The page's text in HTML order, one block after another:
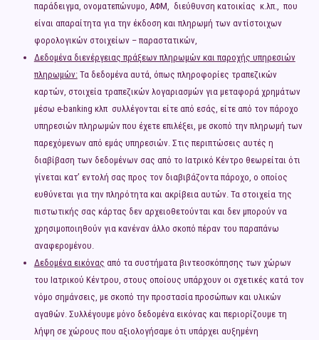
παράδειγμα, ονοματεπώνυμο, ΑΦΜ, διεύθυνση κατοικίας κ.λπ., που
είναι απαραίτητα για την έκδοση και πληρωμή των αντίστοιχων
φορολογικών στοιχείων – παραστατικών,
Δεδομένα διενέργειας πράξεων πληρωμών και παροχής υπηρεσιών
πληρωμών:Τα δεδομένα αυτά, όπως πληροφορίες τραπεζικών
καρτών, στοιχεία τραπεζικών λογαριασμών για μεταφορά χρημάτων
μέσω e-banking κλπ συλλέγονται είτε από εσάς, είτε από τον πάροχο
υπηρεσιών πληρωμών που έχετε επιλέξει, με σκοπό την πληρωμή των
παρεχόμενων από εμάς υπηρεσιών. Στις περιπτώσεις αυτές η
διαβίβαση των δεδομένων σας από τo Ιατρικό Κέντρο θεωρείται ότι
γίνεται κατ’ εντολή σας προς τον διαβιβάζοντα πάροχο, ο οποίος
ευθύνεται για την πληρότητα και ακρίβεια αυτών. Τα στοιχεία της
πιστωτικής σας κάρτας δεν αρχειοθετούνται και δεν μπορούν να
χρησιμοποιηθούν για κανέναν άλλο σκοπό πέραν του παραπάνω
αναφερομένου.
Δεδομένα εικόνας από τα συστήματα βιντεοσκόπησης των χώρων
του Ιατρικού Κέντρου, στους οποίους υπάρχουν οι σχετικές κατά τον
νόμο σημάνσεις, με σκοπό την προστασία προσώπων και υλικών
αγαθών. Συλλέγουμε μόνο δεδομένα εικόνας και περιορίζουμε τη
λήψη σε χώρους που αξιολογήσαμε ότι υπάρχει αυξημένη